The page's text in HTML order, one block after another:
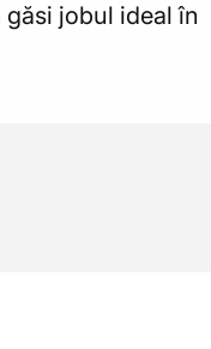
jobul ideal în